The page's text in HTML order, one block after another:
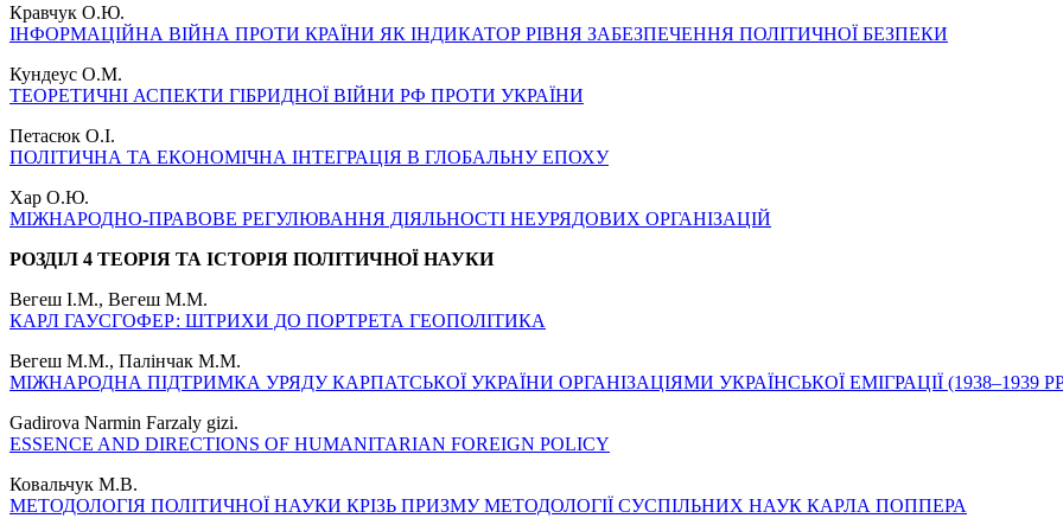
Кравчук О.Ю.
ІНФОРМАЦІЙНА ВІЙНА ПРОТИ КРАЇНИ ЯК ІНДИКАТОР РІВНЯ ЗАБЕЗПЕЧЕННЯ ПОЛІТИЧНОЇ БЕЗПЕКИ
Кундеус О.М.
ТЕОРЕТИЧНІ АСПЕКТИ ГІБРИДНОЇ ВІЙНИ РФ ПРОТИ УКРАЇНИ
Петасюк О.І.
ПОЛІТИЧНА ТА ЕКОНОМІЧНА ІНТЕГРАЦІЯ В ГЛОБАЛЬНУ ЕПОХУ
Хар О.Ю.
МІЖНАРОДНО-ПРАВОВЕ РЕГУЛЮВАННЯ ДІЯЛЬНОСТІ НЕУРЯДОВИХ ОРГАНІЗАЦІЙ
РОЗДІЛ 4 ТЕОРІЯ ТА ІСТОРІЯ ПОЛІТИЧНОЇ НАУКИ
Вегеш І.М., Вегеш М.М.
КАРЛ ГАУСГОФЕР: ШТРИХИ ДО ПОРТРЕТА ГЕОПОЛІТИКА
Вегеш М.М., Палінчак М.М.
МІЖНАРОДНА ПІДТРИМКА УРЯДУ КАРПАТСЬКОЇ УКРАЇНИ ОРГАНІЗАЦІЯМИ УКРАЇНСЬКОЇ ЕМІГРАЦІЇ (1938–1939
Gadirova Narmin Farzaly gizi.
ESSENCE AND DIRECTIONS OF HUMANITARIAN FOREIGN POLICY
Ковальчук М.В.
МЕТОДОЛОГІЯ ПОЛІТИЧНОЇ НАУКИ КРІЗЬ ПРИЗМУ МЕТОДОЛОГІЇ СУСПІЛЬНИХ НАУК КАРЛА ПОППЕРА